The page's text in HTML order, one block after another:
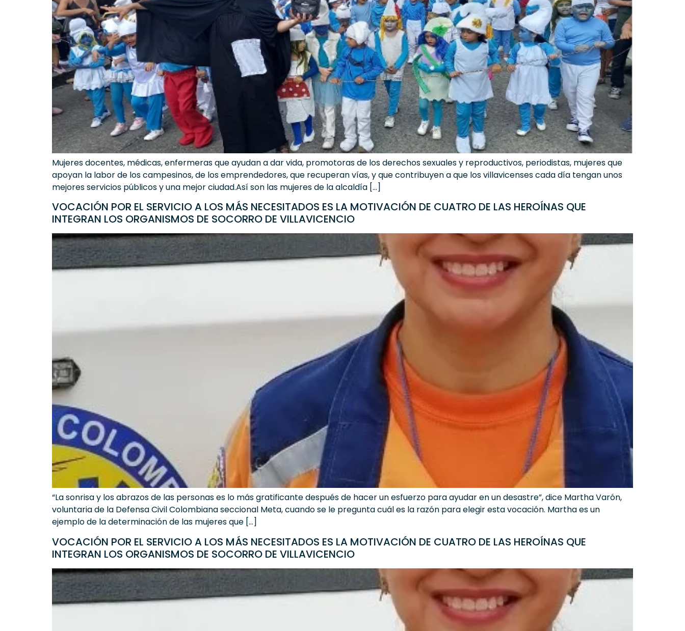
Mujeres docentes, médicas, enfermeras que ayudan a dar vida, promotoras de los derechos sexuales y reproductivos, periodistas, mujeres que
apoyan la labor de los campesinos, de los emprendedores, que recuperan vías, y que contribuyen a que los villavicenses cada día tengan unos
mejores servicios públicos y una mejor ciudad.Así son las mujeres de la alcaldía […]
VOCACIÓN POR EL SERVICIO A LOS MÁS NECESITADOS ES LA MOTIVACIÓN DE CUATRO DE LAS HEROÍNAS QUE
INTEGRAN LOS ORGANISMOS DE SOCORRO DE VILLAVICENCIO
“La sonrisa y los abrazos de las personas es lo más gratificante después de hacer un esfuerzo para ayudar en un desastre”, dice Martha Varón,
voluntaria de la Defensa Civil Colombiana seccional Meta, cuando se le pregunta cuál es la razón para elegir esta vocación. Martha es un
ejemplo de la determinación de las mujeres que […]
VOCACIÓN POR EL SERVICIO A LOS MÁS NECESITADOS ES LA MOTIVACIÓN DE CUATRO DE LAS HEROÍNAS QUE
INTEGRAN LOS ORGANISMOS DE SOCORRO DE VILLAVICENCIO